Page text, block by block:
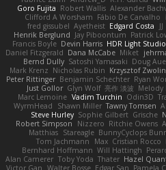
Goro Fujita Robert Wallis Alexander
Clifford A Worsham Fábio De Carvalho
fred gissubel Ayetheist Edgard Costa JJ
Henrik Berglund Jay Piboontum Patrick
Francis Boyle Devin Harris HDR Light Studio
Daniel Fitzgerald Dana McCabe Miket
Bernd Dully Satoshi Yamasaki Doug
Mark Krenz Nicholas Rubin Krzysztof
Peter Rittinger Benjamin Schechter Ryan
Just Gollor Glyn Wolf 亮作 淡波 Melody
Marc Lemoine Vadim Turchin Odin3D
WyrmHead
Shawn Miller Tawny Tomsen
Steve Hurley Sophie Gilbert Grische
Robert Simpson
Nizzero Ritchie Owens
Matthias Stareagle BunnyCyclops
Tom Jachmann
Max Cristian Rocco
Bernhard Hoffmann Will Hattingh
Alan Camerer Toby Yoda Thater Hazel
Victor Gan Walter Bosse Edgar San Pamela